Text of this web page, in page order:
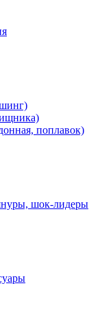
поплавок)
шок-лидеры